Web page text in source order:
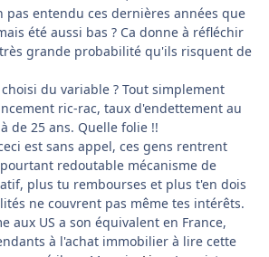
pas entendu ces dernières années que
été aussi bas ? Ca donne à réfléchir
grande probabilité qu'ils risquent de
du variable ? Tout simplement
ric-rac, taux d'endettement au
de 25 ans. Quelle folie !!
est sans appel, ces gens rentrent
redoutable mécanisme de
plus tu rembourses et plus t'en dois
ne couvrent pas même tes intérêts.
aux US a son équivalent en France,
à l'achat immobilier à lire cette